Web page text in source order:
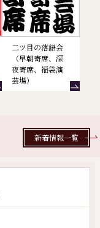
二ツ目の落語会
（早朝寄席、深
夜寄席、福袋演
芸場）
新着情報一覧